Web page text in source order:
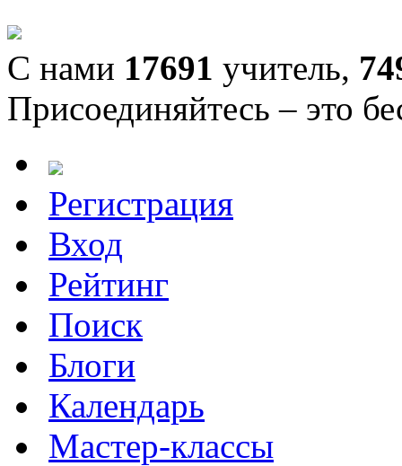
С нами 17691 учитель,
Присоединяйтесь – это
Регистрация
Вход
Рейтинг
Поиск
Блоги
Календарь
Мастер-классы